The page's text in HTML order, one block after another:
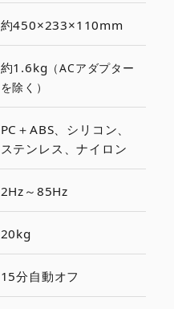
約450×233×110mm
約1.6kg （ACアダプター
を除く）
PC＋ABS、シリコン、
ステンレス、ナイロン
2Hz～85Hz
20kg
15分自動オフ